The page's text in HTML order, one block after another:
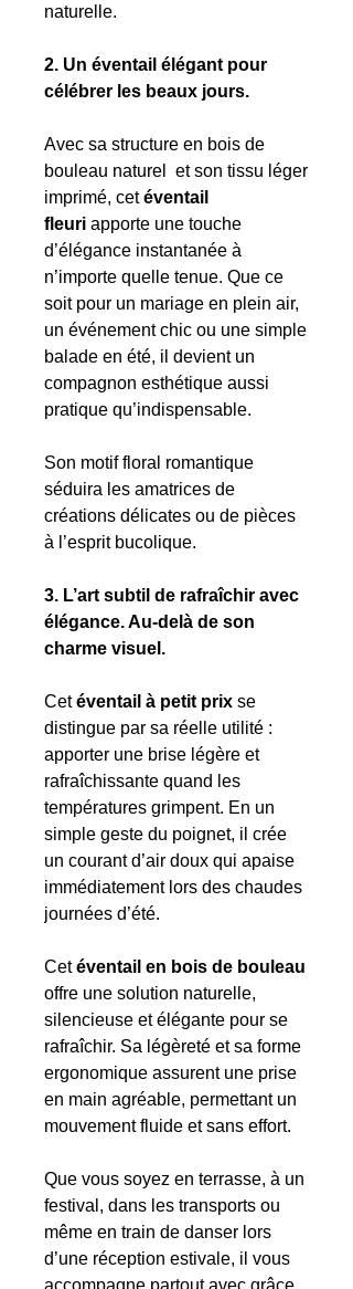
naturelle.
2. Un éventail élégant pour
célébrer les beaux jours.
Avec sa structure en bois de
bouleau naturel et son tissu léger
imprimé, cetéventail
fleuri apporte une touche
d’élégance instantanée à
n’importe quelle tenue. Que ce
soit pour un mariage en plein air,
un événement chic ou une simple
balade en été, il devient un
compagnon esthétique aussi
pratique qu’indispensable.
Son motif floral romantique
séduira les amatrices de
créations délicates ou de pièces
à l’esprit bucolique.
3. L’art subtil de rafraîchir avec
élégance. Au-delà de son
charme visuel.
Cetéventail à petit prix se
distingue par sa réelle utilité :
apporter une brise légère et
rafraîchissante quand les
températures grimpent. En un
simple geste du poignet, il crée
un courant d’air doux qui apaise
immédiatement lors des chaudes
journées d’été.
Cetéventail en bois de bouleau
offre une solution naturelle,
silencieuse et élégante pour se
rafraîchir. Sa légèreté et sa forme
ergonomique assurent une prise
en main agréable, permettant un
mouvement fluide et sans effort.
Que vous soyez en terrasse, à un
festival, dans les transports ou
même en train de danser lors
d’une réception estivale, il vous
accompagne partout avec grâce.